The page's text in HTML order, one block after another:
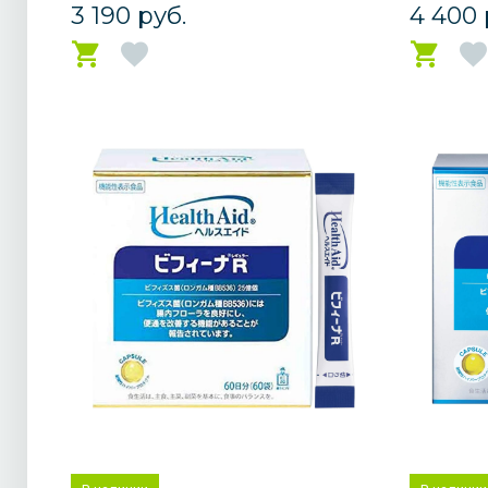
3 190 руб. 4 400